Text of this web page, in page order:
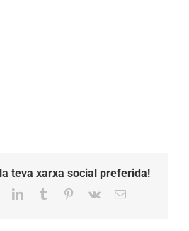
teva xarxa social preferida!
LinkedInTumblr Pinterest
Vk Email: